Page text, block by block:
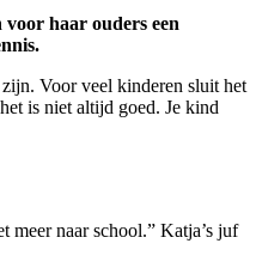
haar ouders een
Voor veel kinderen sluit het
is niet altijd goed. Je kind
meer naar school.” Katja’s juf